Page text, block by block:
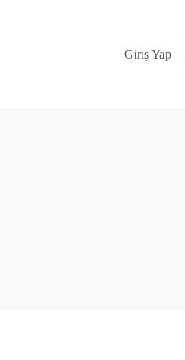
Giriş Yap